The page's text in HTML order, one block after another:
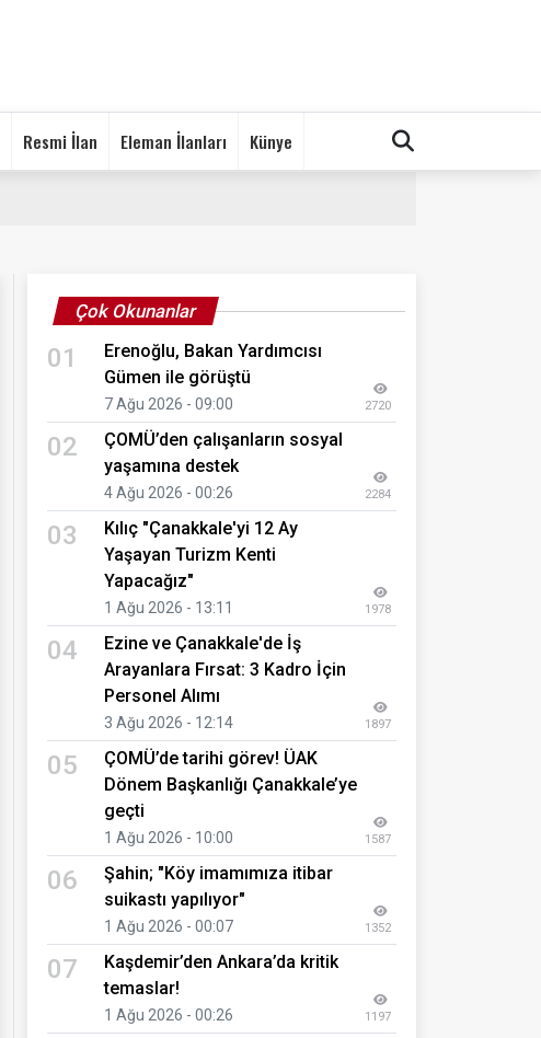
Resmi İlan Eleman İlanları Künye
Çok Okunanlar
01
Erenoğlu, Bakan Yardımcısı
Gümen ile görüştü
7 Ağu 2026 - 09:00 2720
02
ÇOMÜ’den çalışanların sosyal
yaşamına destek
4 Ağu 2026 - 00:26 2284
03
Kılıç "Çanakkale'yi 12 Ay
Yaşayan Turizm Kenti
Yapacağız"
1 Ağu 2026 - 13:11 1978
04
Ezine ve Çanakkale'de İş
Arayanlara Fırsat: 3 Kadro İçin
Personel Alımı
3 Ağu 2026 - 12:14 1897
05
ÇOMÜ’de tarihi görev! ÜAK
Dönem Başkanlığı Çanakkale’ye
geçti
1 Ağu 2026 - 10:00 1587
06
Şahin; "Köy imamımıza itibar
suikastı yapılıyor"
1 Ağu 2026 - 00:07 1352
07
Kaşdemir’den Ankara’da kritik
temaslar!
1 Ağu 2026 - 00:26 1197